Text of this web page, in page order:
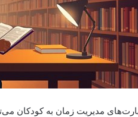
مدیریت زمان به کودکان